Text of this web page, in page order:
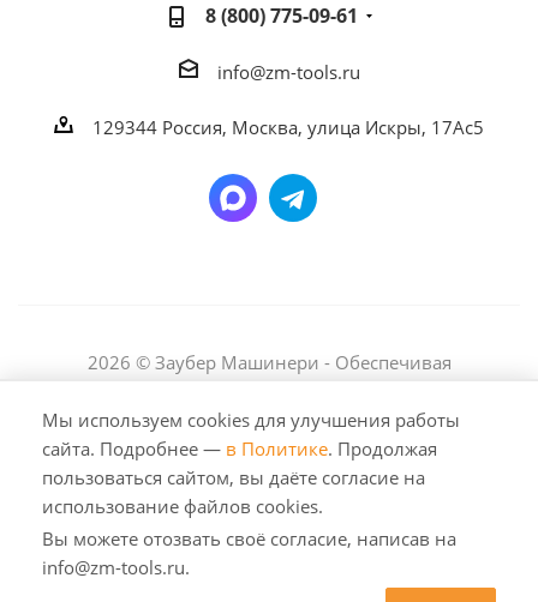
8 (800) 775-09-61
info@zm-tools.ru
129344 Россия, Москва, улица Искры, 17Ас5
2026 © Заубер Машинери - Обеспечивая
использование либо копирование материалов или
подборки материалов сайта, элементов дизайна и
оформления допускается лишь с разрешения
правообладателя и только со ссылкой на источник:
https://zm-tools.ru
Мы используем cookies для улучшения работы
сайта. Подробнее — в Политике. Продолжая
пользоваться сайтом, вы даёте согласие на
использование файлов cookies.
Вы можете отозвать своё согласие, написав на
info@zm-tools.ru.